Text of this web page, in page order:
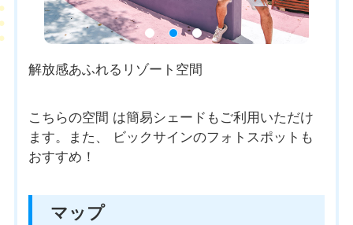
解放感あふれるリゾート空間
こちらの空間 は簡易シェードもご利用いただけ
ます。また、 ビックサインのフォトスポットも
おすすめ！
マップ